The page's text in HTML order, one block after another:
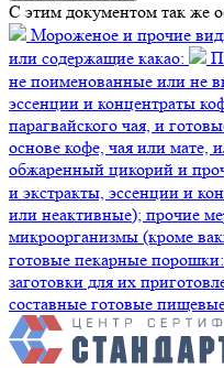
C этим документом так же
Мороженое и прочие
или содержащие какао:
не поименованные или не
эссенции и концентраты
парагвайского чая, и
основе кофе, чая или мате,
обжаренный цикорий и
и экстракты, эссенции и
или неактивные); прочие
микроорганизмы (кроме
готовые пекарные порошки:
заготовки для их
составные готовые